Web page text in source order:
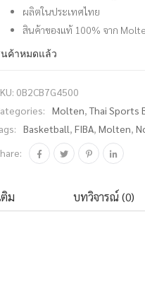
ผลิตในประเทศไทย
สินค้าของแท้ 100% จาก
ค้าหมดแล้ว
0B2CB7G4500
Molten,Thai Sports
Basketball, FIBA, Molten,
ม บทวิจารณ์ (0)